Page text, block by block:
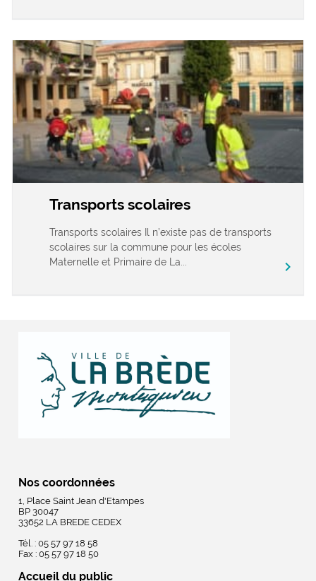
Transports scolaires
Transports scolaires Il n’existe pas de transports
scolaires sur la commune pour les écoles
Maternelle et Primaire de La...
chevron_right
Nos coordonnées
1, Place Saint Jean d'Etampes
BP 30047
33652 LA BREDE CEDEX
Tél. : 05 57 97 18 58
Fax : 05 57 97 18 50
Accueil du public